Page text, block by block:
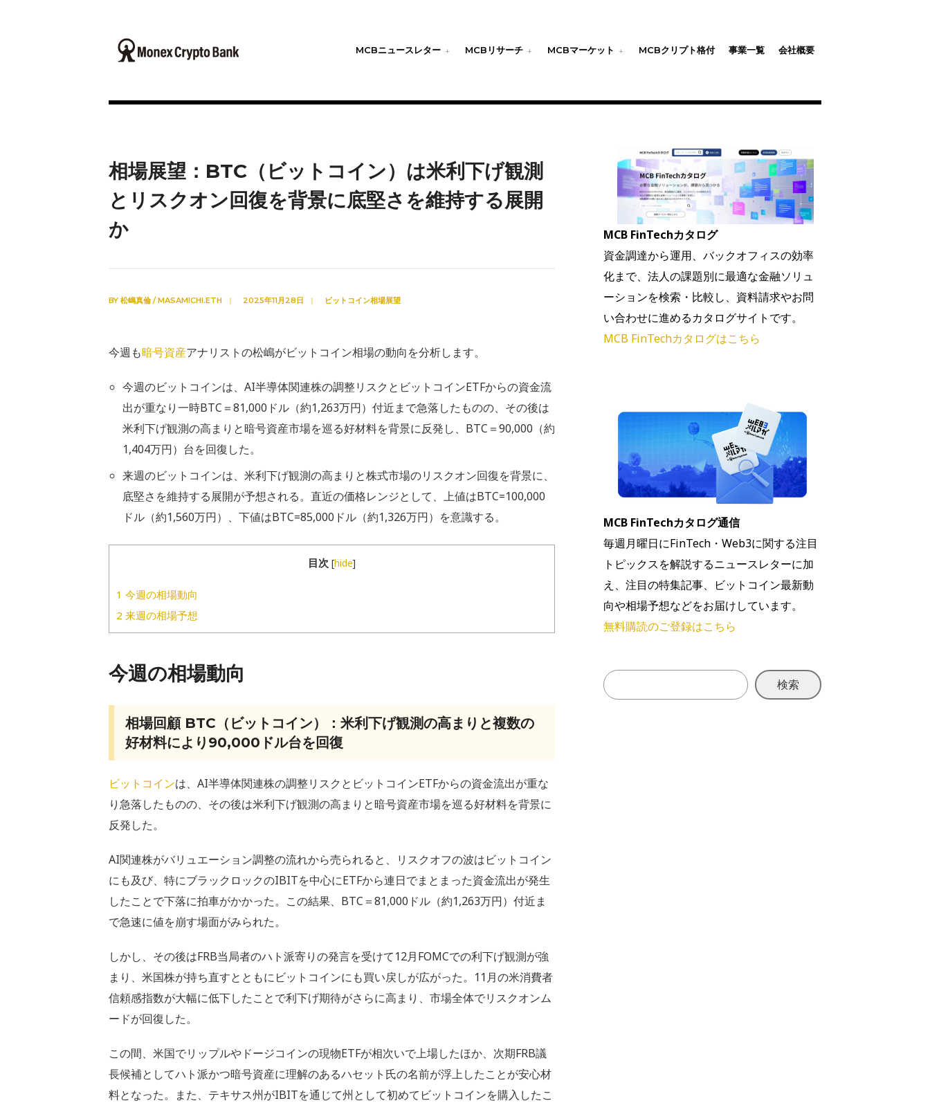
MCBニュースレター MCBリサーチ MCBマーケット MCBクリプト格付 事業一覧 会社概要
相場展望：BTC（ビットコイン）は米利下げ観測
とリスクオン回復を背景に底堅さを維持する展開
か
BY 松嶋真倫 / MASAMICHI.ETH | 2025年11月28日 | ビットコイン相場展望
今週も暗号資産アナリストの松嶋がビットコイン相場の動向を分析します。
今週のビットコインは、AI半導体関連株の調整リスクとビットコインETFからの資金流
出が重なり一時BTC＝81,000ドル（約1,263万円）付近まで急落したものの、その後は
米利下げ観測の高まりと暗号資産市場を巡る好材料を背景に反発し、BTC＝90,000（約
1,404万円）台を回復した。
来週のビットコインは、米利下げ観測の高まりと株式市場のリスクオン回復を背景に、
底堅さを維持する展開が予想される。直近の価格レンジとして、上値はBTC=100,000
ドル（約1,560万円）、下値はBTC=85,000ドル（約1,326万円）を意識する。
目次 [hide]
1 今週の相場動向
2 来週の相場予想
今週の相場動向
相場回顧 BTC（ビットコイン）：米利下げ観測の高まりと複数の
好材料により90,000ドル台を回復
ビットコインは、AI半導体関連株の調整リスクとビットコインETFからの資金流出が重な
り急落したものの、その後は米利下げ観測の高まりと暗号資産市場を巡る好材料を背景に
反発した。
AI関連株がバリュエーション調整の流れから売られると、リスクオフの波はビットコイン
にも及び、特にブラックロックのIBITを中心にETFから連日でまとまった資金流出が発生
したことで下落に拍車がかかった。この結果、BTC＝81,000ドル（約1,263万円）付近ま
で急速に値を崩す場面がみられた。
しかし、その後はFRB当局者のハト派寄りの発言を受けて12月FOMCでの利下げ観測が強
まり、米国株が持ち直すとともにビットコインにも買い戻しが広がった。11月の米消費者
信頼感指数が大幅に低下したことで利下げ期待がさらに高まり、市場全体でリスクオンム
ードが回復した。
この間、米国でリップルやドージコインの現物ETFが相次いで上場したほか、次期FRB議
長候補としてハト派かつ暗号資産に理解のあるハセット氏の名前が浮上したことが安心材
料となった。また、テキサス州がIBITを通じて州として初めてビットコインを購入したこ
MCB FinTechカタログ
資金調達から運用、バックオフィスの効率
化まで、法人の課題別に最適な金融ソリュ
ーションを検索・比較し、資料請求やお問
い合わせに進めるカタログサイトです。
MCB FinTechカタログはこちら
MCB FinTechカタログ通信
毎週月曜日にFinTech・Web3に関する注目
トピックスを解説するニュースレターに加
え、注目の特集記事、ビットコイン最新動
向や相場予想などをお届けしています。
無料購読のご登録はこちら
検索